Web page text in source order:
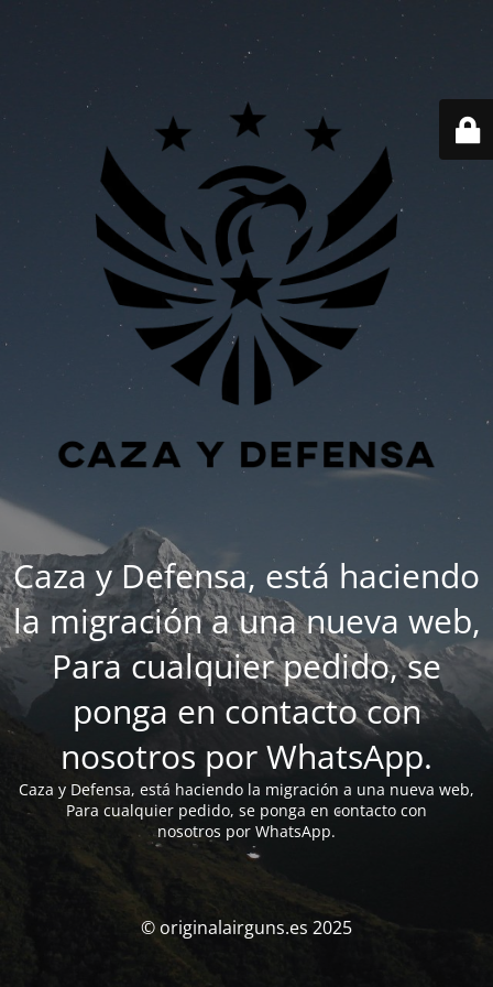
Caza y Defensa, está haciendo
la migración a una nueva web,
Para cualquier pedido, se
ponga en contacto con
nosotros por WhatsApp.
Caza y Defensa, está haciendo la migración a una nueva web,
Para cualquier pedido, se ponga en contacto con
nosotros por WhatsApp.
© originalairguns.es 2025